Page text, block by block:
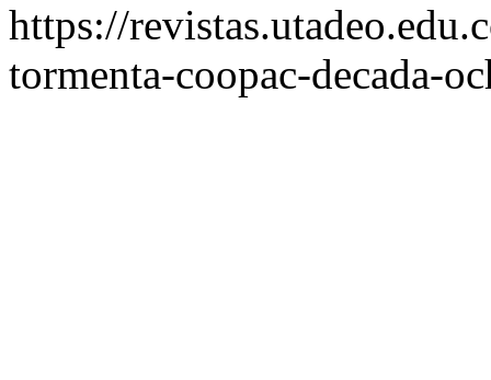
https://
tormenta-coopac-decada-